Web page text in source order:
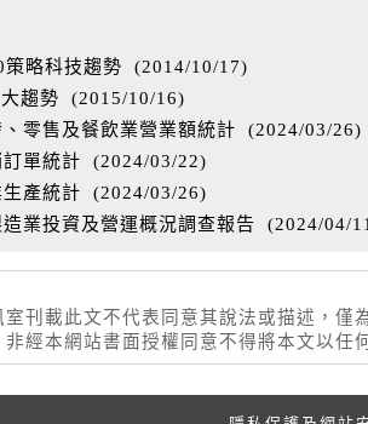
略科技趨勢 (2014/10/17)
趨勢 (2015/10/16)
零售及餐飲業營業額統計 (2024/03/26)
單統計 (2024/03/22)
產統計 (2024/03/26)
業投資及營運概況調查報告 (2024/04/11
刊載此文不代表同意其說法或描述，僅
經本網站書面授權同意不得將本文以任